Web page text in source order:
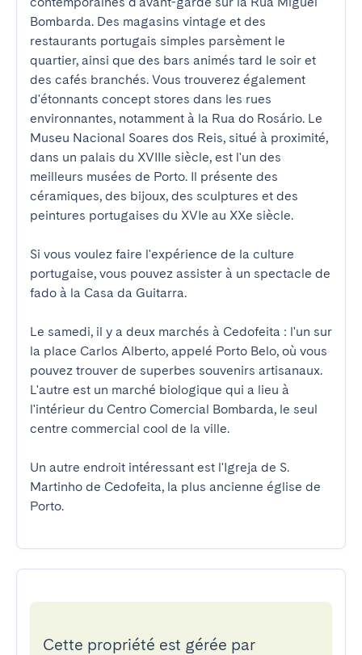
Bombarda. Des magasins vintage et des
restaurants portugais simples parsèment le
quartier, ainsi que des bars animés tard le soir et
des cafés branchés. Vous trouverez également
d'étonnants concept stores dans les rues
environnantes, notamment à la Rua do Rosário. Le
Museu Nacional Soares dos Reis, situé à proximité,
dans un palais du XVIIIe siècle, est l'un des
meilleurs musées de Porto. Il présente des
céramiques, des bijoux, des sculptures et des
peintures portugaises du XVIe au XXe siècle.
Si vous voulez faire l'expérience de la culture
portugaise, vous pouvez assister à un spectacle de
fado à la Casa da Guitarra.
Le samedi, il y a deux marchés à Cedofeita : l'un sur
la place Carlos Alberto, appelé Porto Belo, où vous
pouvez trouver de superbes souvenirs artisanaux.
L'autre est un marché biologique qui a lieu à
l'intérieur du Centro Comercial Bombarda, le seul
centre commercial cool de la ville.
Un autre endroit intéressant est l'Igreja de S.
Martinho de Cedofeita, la plus ancienne église de
Porto.
Cette propriété est gérée par